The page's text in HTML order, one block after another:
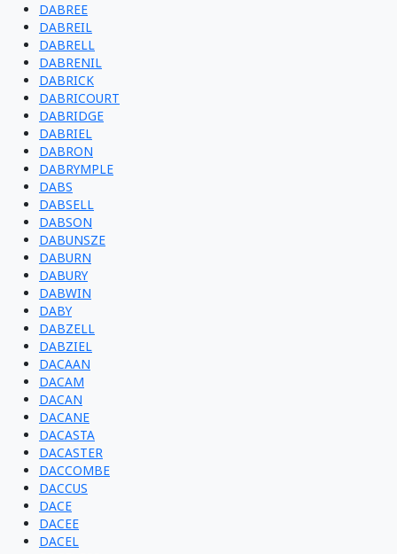
DABREE
DABREIL
DABRELL
DABRENIL
DABRICK
DABRICOURT
DABRIDGE
DABRIEL
DABRON
DABRYMPLE
DABS
DABSELL
DABSON
DABUNSZE
DABURN
DABURY
DABWIN
DABY
DABZELL
DABZIEL
DACAAN
DACAM
DACAN
DACANE
DACASTA
DACASTER
DACCOMBE
DACCUS
DACE
DACEE
DACEL